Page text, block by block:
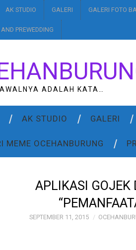
AK STUDIO GALERI GALERI FOTO
PREWEDDING
ADALAH KATA…
AK STUDIO GALERI
MEME OCEHANBURUNG
APLIKASI GOJEK
SEPTEMBER 11, 2015